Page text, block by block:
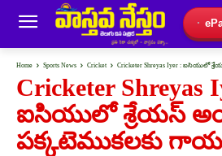
Home Sports News Cricket Cricketer Shreyas Iyer : ఐసియులో
Cricketer Shreyas
ఐసియులో శ్రేయ‌స్
ప‌క్క‌టెముక‌లకు